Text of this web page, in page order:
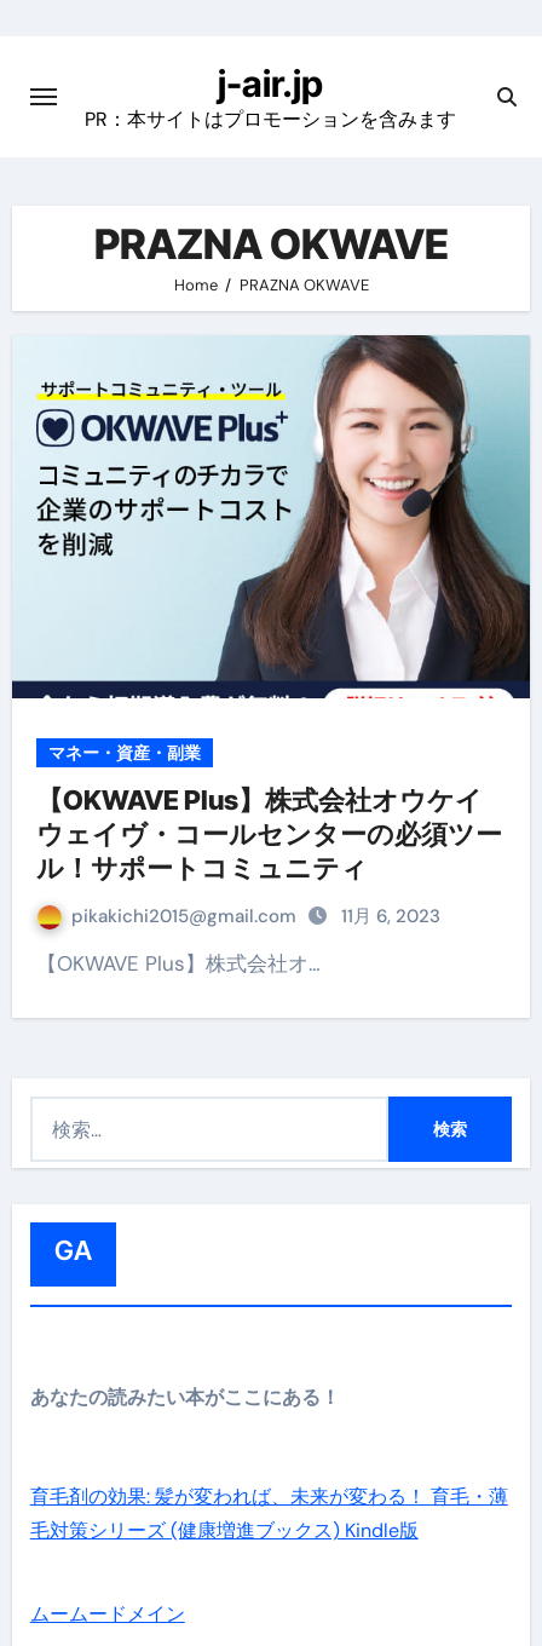
content
j-air.jp
PR：本サイトはプロモーションを含みます
PRAZNA OKWAVE
Home PRAZNA OKWAVE
マネー・資産・副業
【OKWAVE Plus】株式会社オウケイ
ウェイヴ・コールセンターの必須ツー
ル！サポートコミュニティ
pikakichi2015@gmail.com 11月 6, 2023
【OKWAVE Plus】株式会社オ…
GA
あなたの読みたい本がここにある！
育毛剤の効果: 髪が変われば、未来が変わる！ 育毛・薄
毛対策シリーズ (健康増進ブックス) Kindle版
ムームードメイン